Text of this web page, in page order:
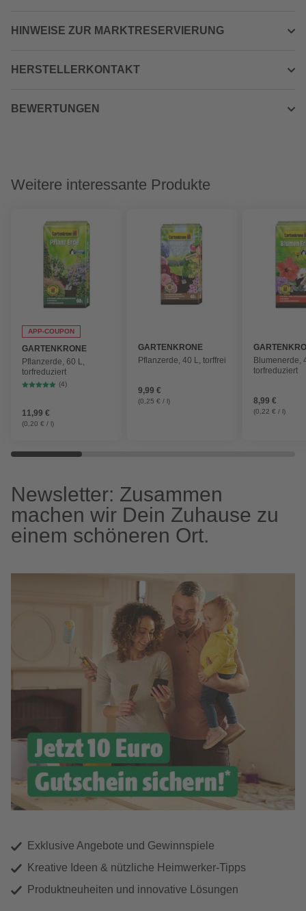
HINWEISE ZUR MARKTRESERVIERUNG
HERSTELLERKONTAKT
BEWERTUNGEN
Weitere interessante Produkte
APP-COUPON
GARTENKRONE
Pflanzerde, 60 L,
torfreduziert
(4)
11,99 €
(0,20 € / l)
GARTENKRONE
Pflanzerde, 40 L, torffrei
9,99 €
(0,25 € / l)
Blumenerde,
torfreduziert
8,99 €
(0,22 € / l)
Newsletter: Zusammen
machen wir Dein Zuhause zu
einem schöneren Ort.
Exklusive Angebote und Gewinnspiele
Kreative Ideen & nützliche Heimwerker-Tipps
Produktneuheiten und innovative Lösungen